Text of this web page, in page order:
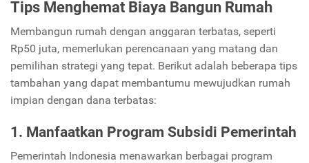
Tips Menghemat Biaya Bangun Rumah
Membangun rumah dengan anggaran terbatas, seperti
Rp50 juta, memerlukan perencanaan yang matang dan
pemilihan strategi yang tepat. Berikut adalah beberapa tips
tambahan yang dapat membantumu mewujudkan rumah
impian dengan dana terbatas:
1. Manfaatkan Program Subsidi Pemerintah
Pemerintah Indonesia menawarkan berbagai program